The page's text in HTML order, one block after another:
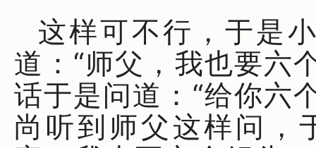
这样可不行，于是
道：“师父，我也要六
话于是问道：“给你六
尚听到师父这样问，